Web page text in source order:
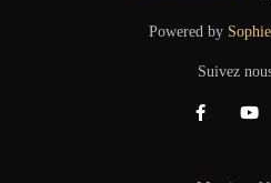
Powered by
Suivez